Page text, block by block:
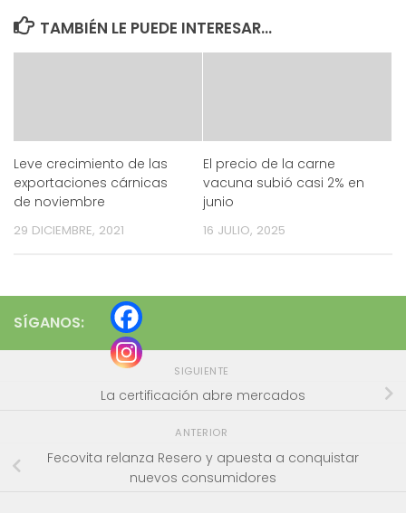
TAMBIÉN LE PUEDE INTERESAR...
Leve crecimiento de las
exportaciones cárnicas
de noviembre
29 DICIEMBRE, 2021
El precio de la carne
vacuna subió casi 2% en
junio
16 JULIO, 2025
SÍGANOS:
SIGUIENTE
La certificación abre mercados
ANTERIOR
Fecovita relanza Resero y apuesta a conquistar
nuevos consumidores